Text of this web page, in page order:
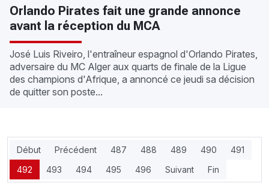
Orlando Pirates fait une grande annonce
avant la réception du MCA
José Luis Riveiro, l'entraîneur espagnol d'Orlando Pirates,
adversaire du MC Alger aux quarts de finale de la Ligue
des champions d'Afrique, a annoncé ce jeudi sa décision
de quitter son poste...
Début Précédent 487 488 489 490
491
492
493 494 495 496 Suivant Fin